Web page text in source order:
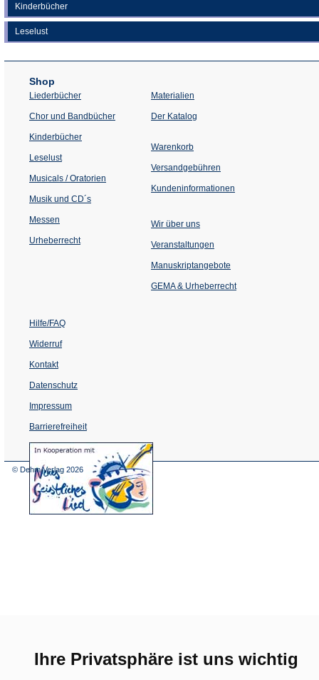
Ihre Privatsphäre ist uns wichtig
Kinderbücher
Leselust
Shop
Liederbücher
Chor und Bandbücher
Kinderbücher
Leselust
Musicals / Oratorien
Musik und CD´s
Messen
Urheberrecht
Materialien
Der Katalog
Warenkorb
Versandgebühren
Kundeninformationen
Wir über uns
Veranstaltungen
einem
Tab)
Manuskriptangebote
GEMA & Urheberrecht
Hilfe/FAQ
Widerruf
Kontakt
Datenschutz
Impressum
Barrierefreiheit
(Öffnet
in
© Dehm Verlag 2026